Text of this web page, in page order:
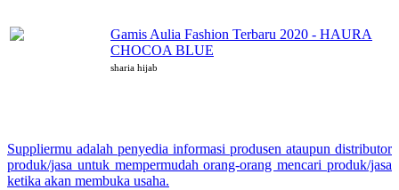
Gamis Aulia Fashion Terbaru 2020 - HAURA
CHOCOA BLUE
sharia hijab
Suppliermu adalah penyedia informasi produsen ataupun distributor
produk/jasa untuk mempermudah orang-orang mencari produk/jasa
ketika akan membuka usaha.